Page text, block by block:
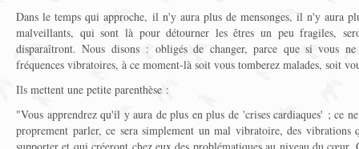
Dans le temps qui approche, il n'y aura plus de mensonges, il n'y aura
malveillants, qui sont là pour détourner les êtres un peu fragiles,
disparaîtront. Nous disons : obligés de changer, parce que si vous
fréquences vibratoires, à ce moment-là soit vous tomberez malades, soit
Ils mettent une petite parenthèse :
"Vous apprendrez qu'il y aura de plus en plus de 'crises cardiaques' ; ce
proprement parler, ce sera simplement un mal vibratoire, des vibrations